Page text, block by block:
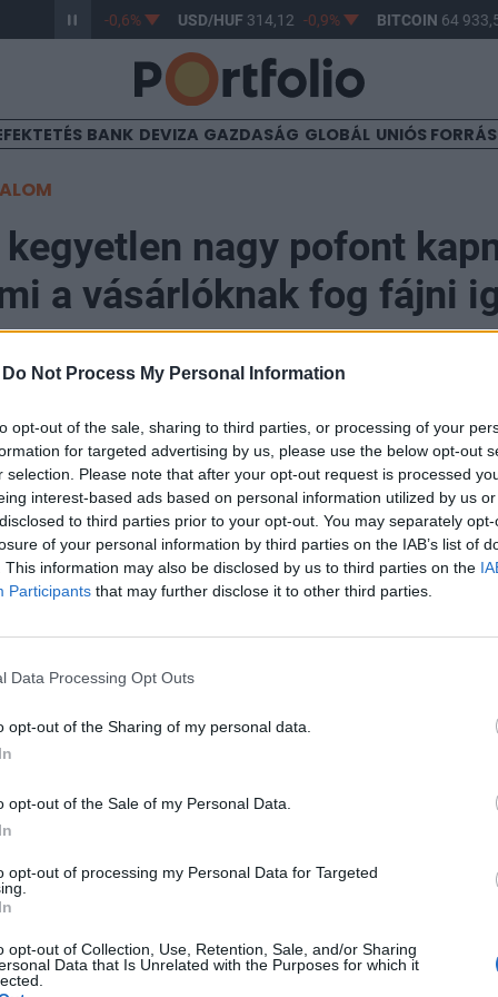
Do Not Process My Personal Information
opt-out of the sale, sharing to third parties, or processing of your
for targeted advertising by us, please use the below opt-out
selection. Please note that after your opt-out request is processed
interest-based ads based on personal information utilized by us
to third parties prior to your opt-out. You may separately
of your personal information by third parties on the IAB’s list of
This information may also be disclosed by us to third parties on the
Participants that may further disclose it to other third parties.
Data Processing Opt Outs
opt-out of the Sharing of my personal data.
opt-out of the Sale of my Personal Data.
opt-out of processing my Personal Data for Targeted
opt-out of Collection, Use, Retention, Sale, and/or Sharing
Data that Is Unrelated with the Purposes for which it
363,22 -0,6% USD/HUF 314,12 -0,9% BITCOIN64
BANK DEVIZA GAZDASÁG GLOBÁL UNIÓS
nagy pofont
a vásárlóknak fog fájni
néz szembe a kiskereskedelem, miután a
határozott. A lépés az ágazat már eddig is
veszteséges évekre kárhoztathatja, illetve újabb
adóemelés mértéke nem tűnik jelentősnek, a teher
közel 1 százalékos általános drágításra lehet
hogy a kiskereskedelmi különadó kulcsait 2023-tól
0,15 százalék lesz a kulcs, 30 milliárd forint és 100 milliárd
portfolio.hu hírarchívumához tartozik, melynek olvasása
tartalmazza:
elmúlt 2 év napon belüli